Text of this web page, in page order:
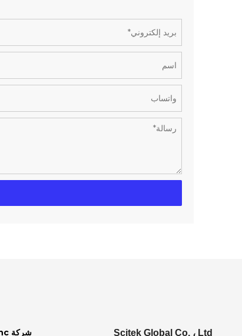
Scitek Global Co. ، Ltd شركة Scitek Global Inc.